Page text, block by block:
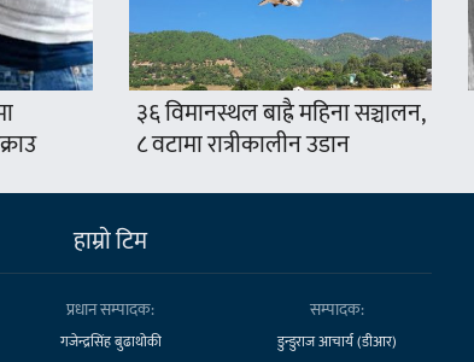
३६ विमानस्थल बाह्रै महिना सञ्चालन,
८ वटामा रात्रीकालीन उडान
हाम्राे टिम
प्रधान सम्पादक:
गजेन्द्रसिंह बुढाथोकी
सम्पादक:
डुन्डुराज आचार्य (डीआर)